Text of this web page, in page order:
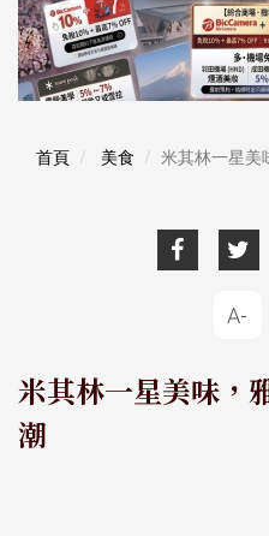
首頁 美食 米其林一星美
米其林一星美味，
潮